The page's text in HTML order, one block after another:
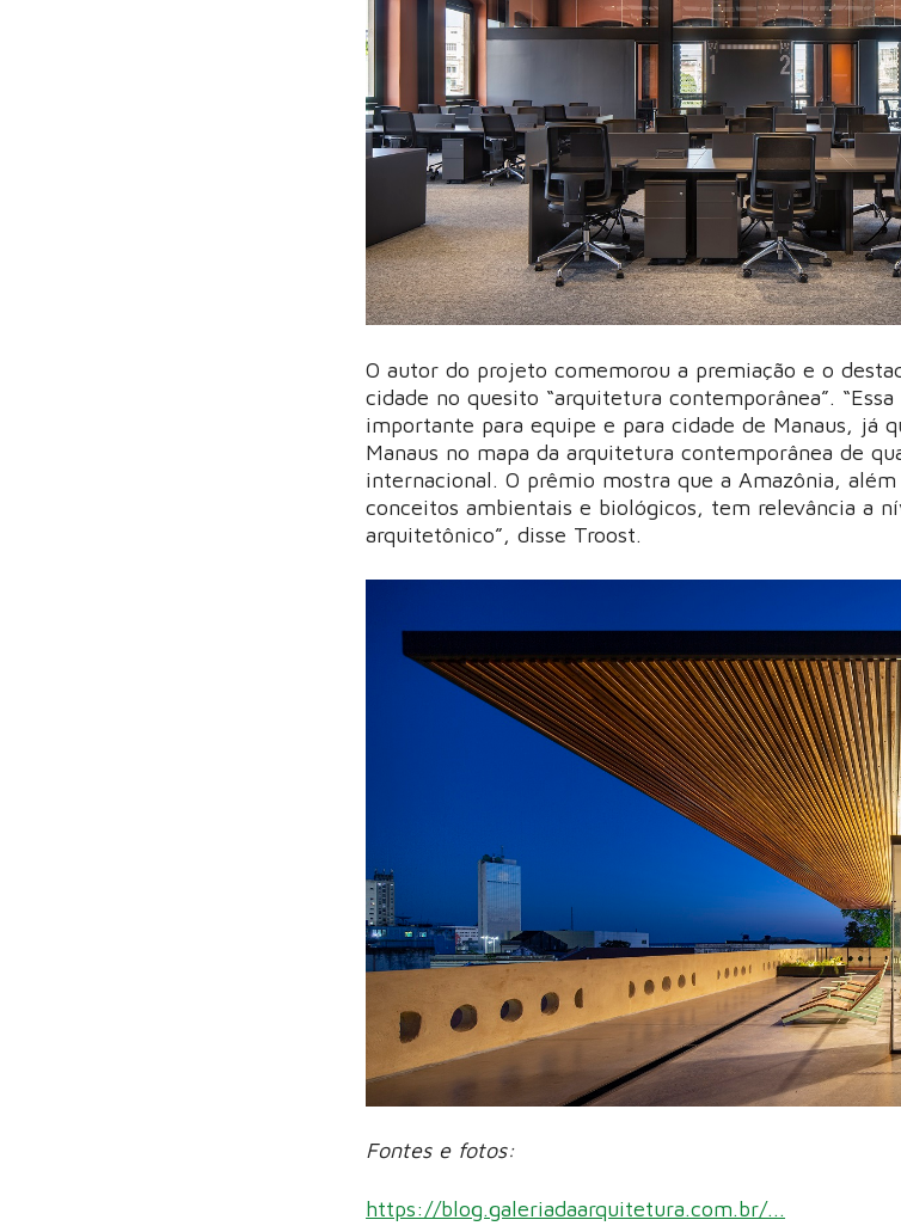
O autor do projeto comemorou a premiação e o
cidade no quesito “arquitetura contemporânea”.
importante para equipe e para cidade de Manaus, já
Manaus no mapa da arquitetura contemporânea de
internacional. O prêmio mostra que a Amazônia,
conceitos ambientais e biológicos, tem relevância a
arquitetônico”, disse Troost.
Fontes e fotos:
https://blog.galeriadaarquitetura.com.br/...